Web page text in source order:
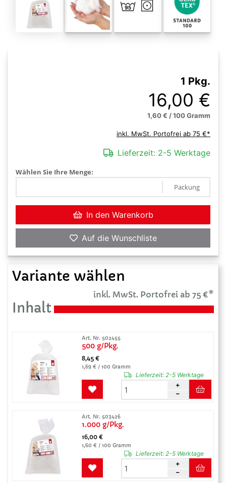
1 Pkg.
16,00 €
1,60 € / 100 Gramm
inkl. MwSt. Portofrei ab 75 €*
Lieferzeit: 2-5 Werktage
Wählen Sie Ihre Menge:
Packung
In den Warenkorb
Auf die Wunschliste
Variante wählen
inkl. MwSt. Portofrei ab 75 €*
Inhalt
Art. Nr. 502455
500 g/Pkg.
8,45 €
1,69 € / 100 Gramm
Lieferzeit:2-5 Werktage
Art. Nr. 503426
1.000 g/Pkg.
16,00 €
1,60 € / 100 Gramm
Lieferzeit:2-5 Werktage